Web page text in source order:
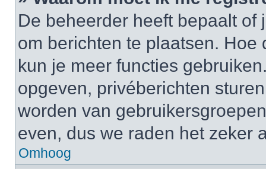
De beheerder heeft bepaalt
om berichten te plaatsen.
kun je meer functies
opgeven, privéberichten
worden van
even, dus we raden het zeker
Omhoog